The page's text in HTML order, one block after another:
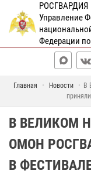
РОСГВАРДИЯ
Управление
Федерации
Главная Новости
В
В ВЕЛИКОМ
ОМОН
В